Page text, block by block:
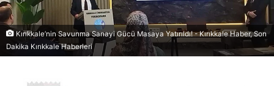
Kırıkkale’nin Savunma Sanayi Gücü Masaya Yatırıldı! - Kırıkkale Haber, Son
Dakika Kırıkkale Haberleri